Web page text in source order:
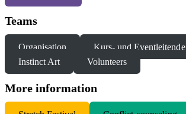
Teams
Organisation
Kurs- und Eventleitende
Instinct Art
Volunteers
More information